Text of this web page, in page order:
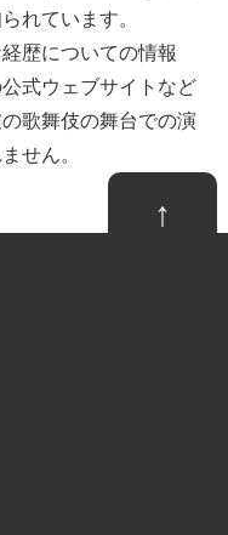
れています。
歴についての情報
式ウェブサイトなど
歌舞伎の舞台での演
せん。
↑